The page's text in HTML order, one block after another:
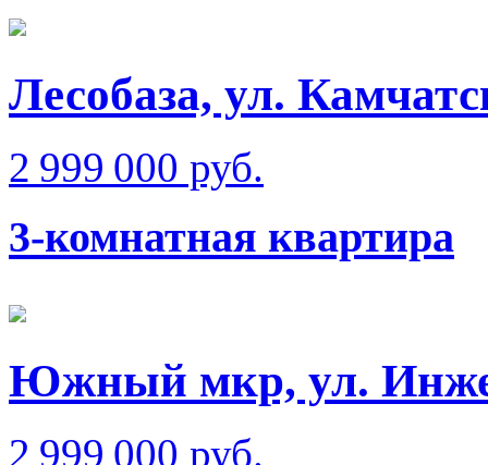
Лесобаза, ул.
2 999 000 руб.
3-комнатная квартира
Южный мкр, ул.
2 999 000 руб.